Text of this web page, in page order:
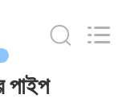
পাইপ